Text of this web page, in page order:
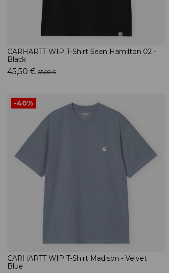
CARHARTT WIP T-Shirt Sean Hamilton 02 -
Black
45,50 € 65,00 €
-40%
CARHARTT WIP T-Shirt Madison - Velvet
Blue